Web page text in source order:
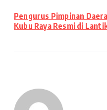
Pengurus Pimpinan
Kubu Raya Resmi di